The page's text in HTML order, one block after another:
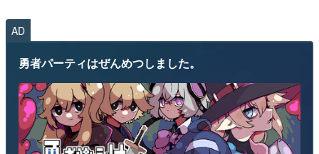
AD
勇者パーティはぜんめつしました。